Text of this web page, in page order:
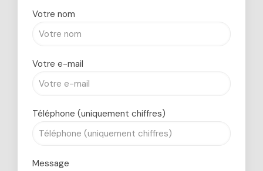
Votre nom
Votre e-mail
Téléphone (uniquement chiffres)
Message